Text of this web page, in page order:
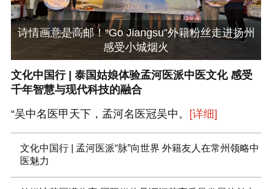
诗情画意是高邮！“Go Jiangsu”外籍粉丝走进扬州
感受小城烟火
文化中国行 | 泰国姑娘体验孟河医派中医文化 感受
千年智慧与现代科技的融合
“吴中名医甲天下，孟河名医冠吴中。 [详细]
文化中国行 | 孟河医派“脉”向世界 外籍友人在常州领略中
医魅力